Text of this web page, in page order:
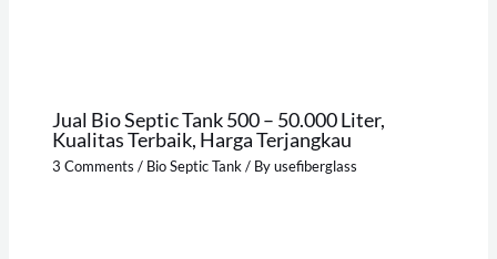
Jual Bio Septic Tank 500 – 50.000 Liter,
Kualitas Terbaik, Harga Terjangkau
3 Comments / Bio Septic Tank/ Byusefiberglass